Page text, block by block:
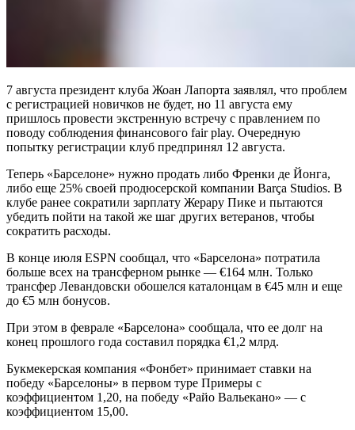
7 августа президент клуба Жоан Лапорта заявлял, что проблем
с регистрацией новичков не будет, но 11 августа ему
пришлось провести экстренную встречу с правлением по
поводу соблюдения финансового fair play. Очередную
попытку регистрации клуб предпринял 12 августа.
Теперь «Барселоне» нужно продать либо Френки де Йонга,
либо еще 25% своей продюсерской компании Barça Studios. В
клубе ранее сократили зарплату Жерару Пике и пытаются
убедить пойти на такой же шаг других ветеранов, чтобы
сократить расходы.
В конце июля ESPN сообщал, что «Барселона» потратила
больше всех на трансферном рынке — €164 млн. Только
трансфер Левандовски обошелся каталонцам в €45 млн и еще
до €5 млн бонусов.
При этом в феврале «Барселона» сообщала, что ее долг на
конец прошлого года составил порядка €1,2 млрд.
Букмекерская компания «Фонбет» принимает ставки на
победу «Барселоны» в первом туре Примеры с
коэффициентом 1,20, на победу «Райо Вальекано» — с
коэффициентом 15,00.